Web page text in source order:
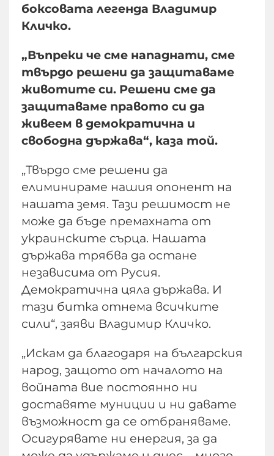
боксовата легенда Владимир
Кличко.
„Въпреки че сме нападнати, сме
твърдо решени да защитаваме
животите си. Решени сме да
защитаваме правото си да
живеем в демократична и
свободна държава“, каза той.
„Твърдо сме решени да
елиминираме нашия опонент на
нашата земя. Тази решимост не
може да бъде премахната от
украинските сърца. Нашата
държава трябва да остане
независима от Русия.
Демократична цяла държава. И
тази битка отнема всичките
сили“, заяви Владимир Кличко.
„Искам да благодаря на българския
народ, защото от началото на
войната вие постоянно ни
доставяте муниции и ни давате
възможност да се отбраняваме.
Осигурявате ни енергия, за да